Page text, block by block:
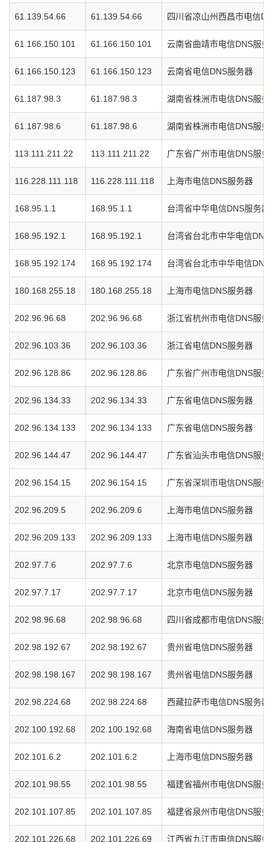
61.139.54.66 61.139.54.66 四川省凉山州西昌市电信
61.166.150.101 61.166.150.101 云南省曲靖市电信DNS服务
61.166.150.123 61.166.150.123 云南省电信DNS服务器
61.187.98.3 61.187.98.3 湖南省株洲市电信DNS服务
61.187.98.6 61.187.98.6 湖南省株洲市电信DNS服务
113.111.211.22 113.111.211.22 广东省广州市电信DNS服务
116.228.111.118 116.228.111.118 上海市电信DNS服务器
168.95.1.1 168.95.1.1 台湾省中华电信DNS服务器
168.95.192.1 168.95.192.1 台湾省台北市中华电信DNS
168.95.192.174 168.95.192.174 台湾省台北市中华电信DNS
180.168.255.18 180.168.255.18 上海市电信DNS服务器
202.96.96.68 202.96.96.68 浙江省杭州市电信DNS服务
202.96.103.36 202.96.103.36 浙江省电信DNS服务器
202.96.128.86 202.96.128.86 广东省广州市电信DNS服务
202.96.134.33 202.96.134.33 广东省电信DNS服务器
202.96.134.133 202.96.134.133 广东省电信DNS服务器
202.96.144.47 202.96.144.47 广东省汕头市电信DNS服务
202.96.154.15 202.96.154.15 广东省深圳市电信DNS服务
202.96.209.5 202.96.209.6 上海市电信DNS服务器
202.96.209.133 202.96.209.133 上海市电信DNS服务器
202.97.7.6 202.97.7.6 北京市电信DNS服务器
202.97.7.17 202.97.7.17 北京市电信DNS服务器
202.98.96.68 202.98.96.68 四川省成都市电信DNS服务
202.98.192.67 202.98.192.67 贵州省电信DNS服务器
202.98.198.167 202.98.198.167 贵州省电信DNS服务器
202.98.224.68 202.98.224.68 西藏拉萨市电信DNS服务器
202.100.192.68 202.100.192.68 海南省电信DNS服务器
202.101.6.2 202.101.6.2 上海市电信DNS服务器
202.101.98.55 202.101.98.55 福建省福州市电信DNS服务
202.101.107.85 202.101.107.85 福建省泉州市电信DNS服务
202.101.226.68 202.101.226.69 江西省九江市电信DNS服务